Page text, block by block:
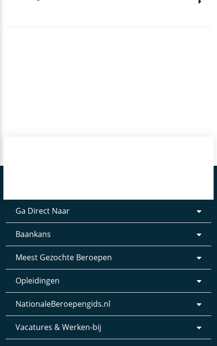
Ga Direct Naar
Baankans
Meest Gezochte Beroepen
Opleidingen
NationaleBeroepengids.nl
Vacatures & Werken-bij